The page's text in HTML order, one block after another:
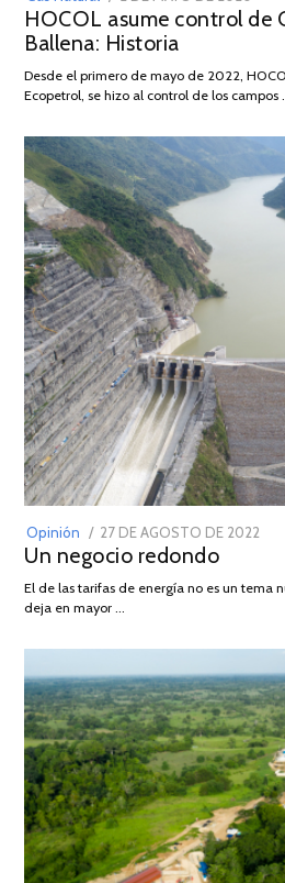
ON
DE
2026
HOCOL asume control de
Ballena: Historia
Desde el primero de mayo de 2022,
Ecopetrol, se hizo al control de los campos
Opinión
POSTED
ON
27 DE AGOSTO DE 2022
DE
Un negocio redondo
El de las tarifas de energía no es un tema
deja en mayor …